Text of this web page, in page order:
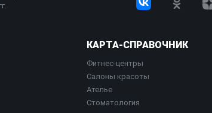
КАРТА-СПРАВОЧНИК
Фитнес-центры
Салоны красоты
Ателье
Стоматология